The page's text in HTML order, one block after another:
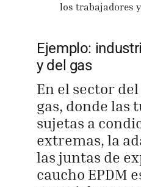
los trabajadores
Ejemplo:
y del gas
En el sector
gas, donde las
sujetas a
extremas, la
las juntas de
caucho EPDM